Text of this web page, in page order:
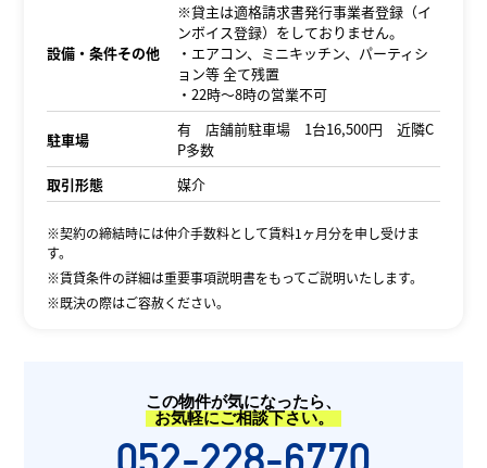
設備・条件その他
※貸主は適格請求書発行事業者登録（イ
ンボイス登録）をしておりません。
・エアコン、ミニキッチン、パーティシ
ョン等 全て残置
・22時～8時の営業不可
駐車場
有 店舗前駐車場 1台16,500円 近隣C
P多数
取引形態
媒介
※契約の締結時には仲介手数料として賃料1ヶ月分を申し受けま
す。
※賃貸条件の詳細は重要事項説明書をもってご説明いたします。
※既決の際はご容赦ください。
この物件が気になったら、
お気軽にご相談下さい。